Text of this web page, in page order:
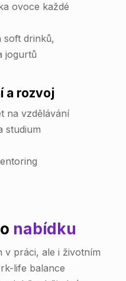
ovoce každé
soft drinků,
jogurtů
a rozvoj
na vzdělávání
studium
nabídku
v práci, ale i životním
life balance